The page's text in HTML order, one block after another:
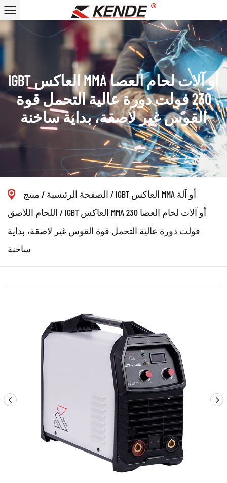
IGBT العاكس MMA أو آلات لحام العصا
230 فولت دورة عالية التحمل قوة
القوس غير لاصقة، بداية ساخنة
الصفحة الرئيسية / منتج / IGBT العاكس MMA أو آلة
اللحام اللاصق / IGBT العاكس MMA أو آلات لحام العصا 230
فولت دورة عالية التحمل قوة القوس غير لاصقة، بداية
ساخنة